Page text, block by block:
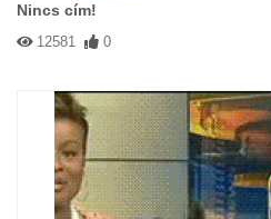
Nincs cím!
12581 0